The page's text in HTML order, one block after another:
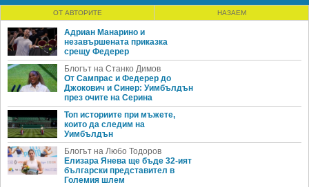
ОТ АВТОРИТЕ НАЗАЕМ
Адриан Манарино и
незавършената приказка
срещу Федерер
Блогът на Станко Димов
От Сампрас и Федерер до
Джокович и Синер: Уимбълдън
през очите на Серина
Топ историите при мъжете,
които да следим на
Уимбълдън
Блогът на Любо Тодоров
Елизара Янева ще бъде 32-ият
български представител в
Големия шлем